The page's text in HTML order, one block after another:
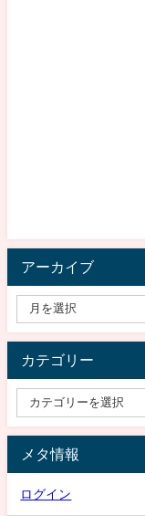
アーカイブ
カテゴリー
メタ情報
ログイン